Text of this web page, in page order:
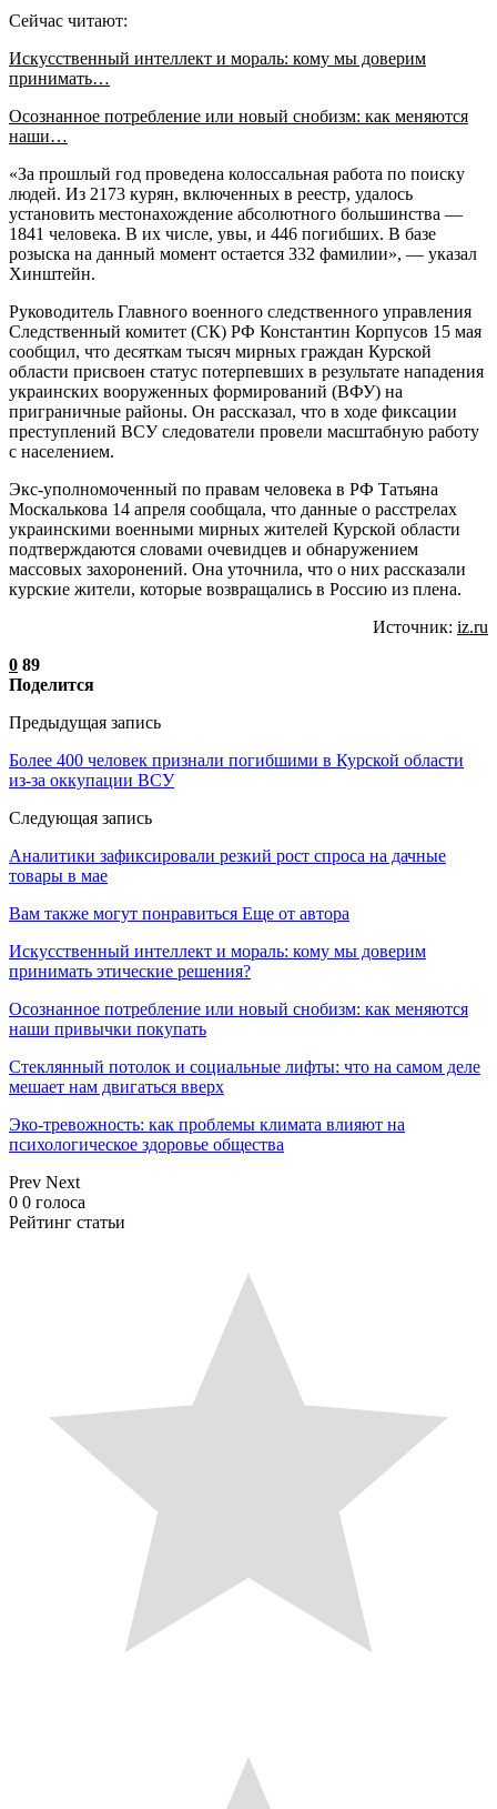
Сейчас читают:
Искусственный интеллект и мораль: кому мы доверим
принимать…
Осознанное потребление или новый снобизм: как меняются
наши…
«За прошлый год проведена колоссальная работа по поиску
людей. Из 2173 курян, включенных в реестр, удалось
установить местонахождение абсолютного большинства —
1841 человека. В их числе, увы, и 446 погибших. В базе
розыска на данный момент остается 332 фамилии», — указал
Хинштейн.
Руководитель Главного военного следственного управления
Следственный комитет (СК) РФ Константин Корпусов 15 мая
сообщил, что десяткам тысяч мирных граждан Курской
области присвоен статус потерпевших в результате нападения
украинских вооруженных формирований (ВФУ) на
приграничные районы. Он рассказал, что в ходе фиксации
преступлений ВСУ следователи провели масштабную работу
с населением.
Экс-уполномоченный по правам человека в РФ Татьяна
Москалькова 14 апреля сообщала, что данные о расстрелах
украинскими военными мирных жителей Курской области
подтверждаются словами очевидцев и обнаружением
массовых захоронений. Она уточнила, что о них рассказали
курские жители, которые возвращались в Россию из плена.
Источник: iz.ru
0 89
Поделится
Предыдущая запись
Более 400 человек признали погибшими в Курской области
из-за оккупации ВСУ
Следующая запись
Аналитики зафиксировали резкий рост спроса на дачные
товары в мае
Вам также могут понравиться Еще от автора
Искусственный интеллект и мораль: кому мы доверим
принимать этические решения?
Осознанное потребление или новый снобизм: как меняются
наши привычки покупать
Стеклянный потолок и социальные лифты: что на самом деле
мешает нам двигаться вверх
Эко-тревожность: как проблемы климата влияют на
психологическое здоровье общества
Prev Next
0 0 голоса
Рейтинг статьи